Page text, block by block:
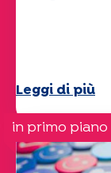
Leggi di più
in primo piano